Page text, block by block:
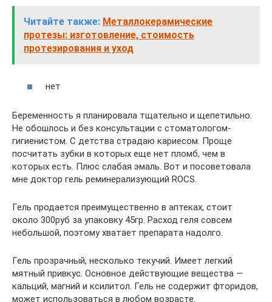
Читайте также: Металлокерамические
протезы: изготовление, стоимость
протезирования и уход
нет
Беременность я планировала тщательно и щепетильно.
Не обошлось и без консультации с стоматологом-
гигиенистом. С детства страдаю кариесом. Проще
посчитать зубки в которых еще нет пломб, чем в
которых есть. Плюс слабая эмаль. Вот и посоветовала
мне доктор гель реминерализующий ROCS.
Гель продается преимущественно в аптеках, стоит
около 300руб за упаковку 45гр. Расход геля совсем
небольшой, поэтому хватает препарата надолго.
Гель прозрачный, несколько текучий. Имеет легкий
мятный привкус. Основное действующие вещества —
кальций, магний и ксилитол. Гель не содержит фторидов,
может использоваться в любом возрасте.